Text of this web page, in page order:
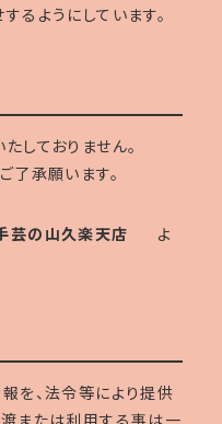
るようにしています。
しておりません。
了承願います。
芸の山久楽天店
よ
を、法令等により提供